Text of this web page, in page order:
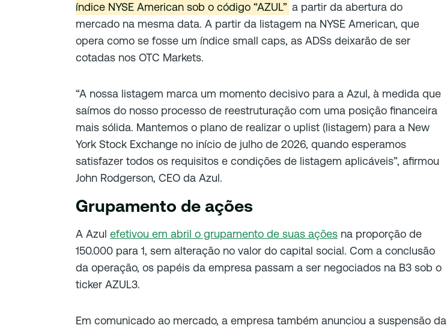
índice NYSE American sob o código “AZUL” a partir da abertura do
mercado na mesma data. A partir da listagem na NYSE American, que
opera como se fosse um índice small caps, as ADSs deixarão de ser
cotadas nos OTC Markets.
“A nossa listagem marca um momento decisivo para a Azul, à medida que
saímos do nosso processo de reestruturação com uma posição financeira
mais sólida. Mantemos o plano de realizar o uplist (listagem) para a New
York Stock Exchange no início de julho de 2026, quando esperamos
satisfazer todos os requisitos e condições de listagem aplicáveis”, afirmou
John Rodgerson, CEO da Azul.
Grupamento de ações
A Azul efetivou em abril o grupamento de suas ações na proporção de
150.000 para 1, sem alteração no valor do capital social. Com a conclusão
da operação, os papéis da empresa passam a ser negociados na B3 sob o
ticker AZUL3.
Em comunicado ao mercado, a empresa também anunciou a suspensão da